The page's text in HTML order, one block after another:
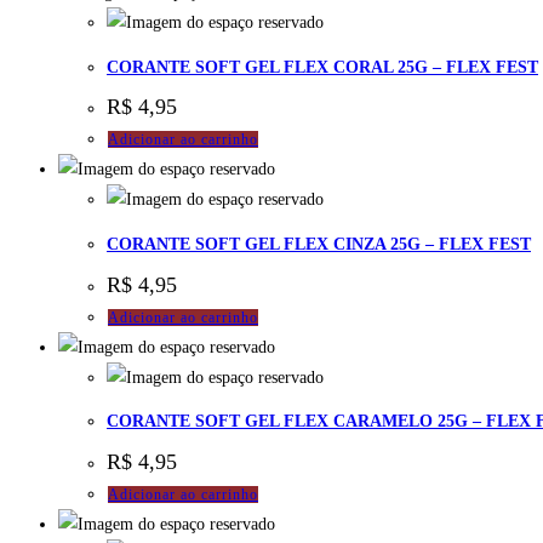
CORANTE SOFT GEL FLEX CORAL 25G – FLEX FEST
R$ 4,95
Adicionar ao carrinho
CORANTE SOFT GEL FLEX CINZA 25G – FLEX FEST
R$ 4,95
Adicionar ao carrinho
CORANTE SOFT GEL FLEX CARAMELO 25G – FLEX
R$ 4,95
Adicionar ao carrinho